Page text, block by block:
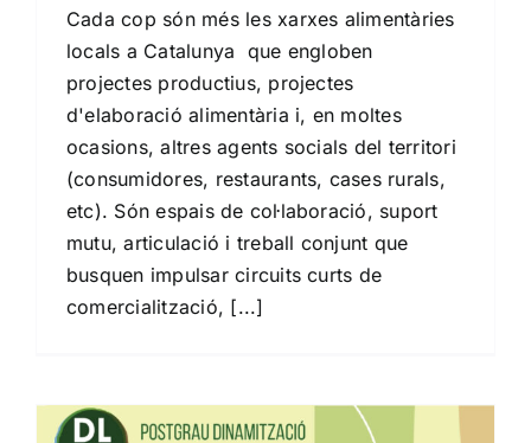
Cada cop són més les xarxes alimentàries
locals a Catalunya que engloben
projectes productius, projectes
d'elaboració alimentària i, en moltes
ocasions, altres agents socials del territori
(consumidores, restaurants, cases rurals,
etc). Són espais de col·laboració, suport
mutu, articulació i treball conjunt que
busquen impulsar circuits curts de
comercialització, [...]